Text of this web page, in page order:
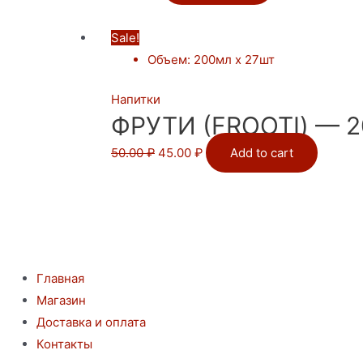
Sale!
Объем: 200мл х 27шт
Напитки
ФРУТИ (FROOTI) —
50.00₽ 45.00 ₽ Add to cart
Главная
Магазин
Доставка и оплата
Контакты